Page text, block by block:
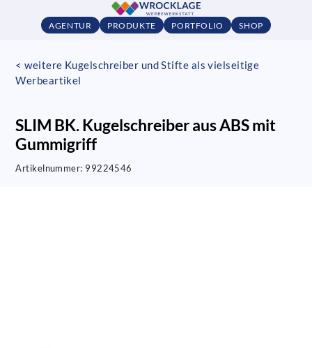
AGENTUR PRODUKTE PORTFOLIO SHOP
< weitere Kugelschreiber und Stifte als vielseitige
Werbeartikel
SLIM BK. Kugelschreiber aus ABS mit
Gummigriff
Artikelnummer: 99224546